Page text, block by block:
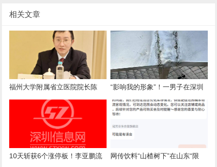
相关文章
福州大学附属省立医院院长陈
刚：“3．0版本”的三明医改，需
要高技术赋能
“影响我的形象”！一男子在深圳
湾遭遇意外，头皮被戳破！部门
回应
10天斩获6个涨停板！李亚鹏流
网传饮料“山楂树下”在山东“限